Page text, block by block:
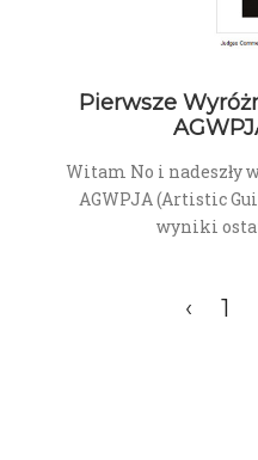
Pierwsze
Witam No i nadeszły
AGWPJA (Artistic
wyniki
‹ 1